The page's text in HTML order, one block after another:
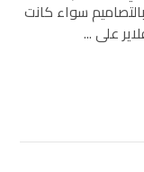
سواء كانت
على ...